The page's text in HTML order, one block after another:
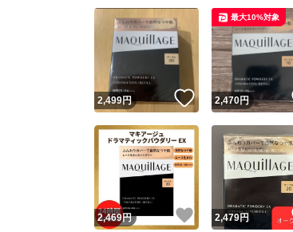
2,499円 いいね！
2,470円
最大10%対象
2,469円 いいね！
2,479円